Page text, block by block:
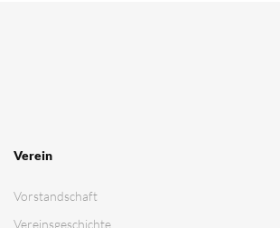
Verein
Vorstandschaft
Vereinsgeschichte